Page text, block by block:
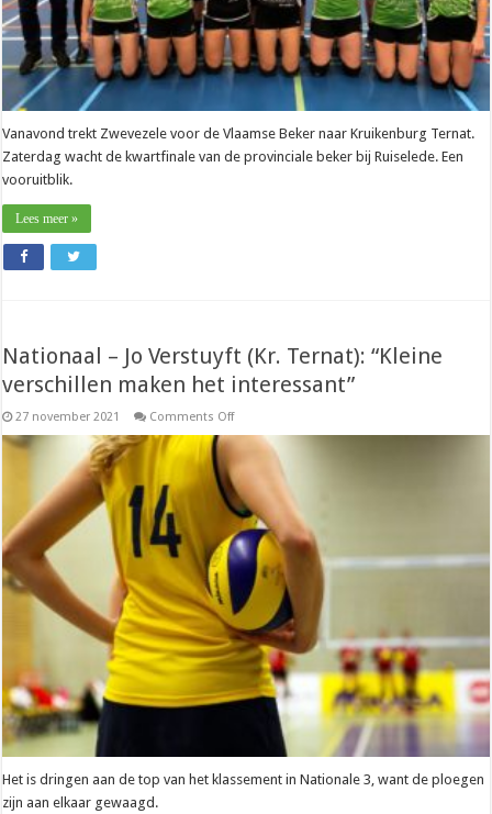
Vanavond trekt Zwevezele voor de Vlaamse Beker naar Kruikenburg Ternat.
Zaterdag wacht de kwartfinale van de provinciale beker bij Ruiselede. Een
vooruitblik.
Lees meer »
Nationaal – Jo Verstuyft (Kr. Ternat): “Kleine
verschillen maken het interessant”
27 november 2021 Comments Offon
–
(Kr.
Ternat):
“Kleine
verschillen
maken
het
interessant”
Het is dringen aan de top van het klassement in Nationale 3, want de ploegen
zijn aan elkaar gewaagd.